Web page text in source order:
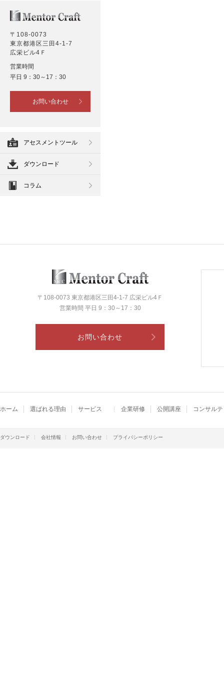
〒108-0073
東京都港区三田4-1-7
広栄ビル4Ｆ
営業時間
平日 9：30～17：30
お問い合わせ
アセスメントツール
ダウンロード
コラム
〒108-0073 東京都港区三田4-1-7 広栄ビル4Ｆ
営業時間 平日 9：30～17：30
お問い合わせ
ホーム 選ばれる理由 サービス 企業研修 公開講座 コンサル
ダウンロード 会社情報 お問い合わせ プライバシーポリシー